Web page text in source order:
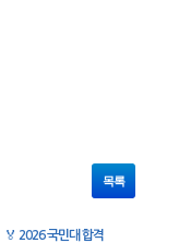
목록
🏅 2026 국민대 합격